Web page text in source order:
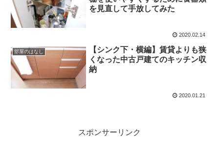
を見直して手放してみた
2020.02.14
部屋のはなし
【シンク下・横編】賃貸よりも狭
くなった中古戸建てのキッチン収
納
2020.01.21
スポンサーリンク